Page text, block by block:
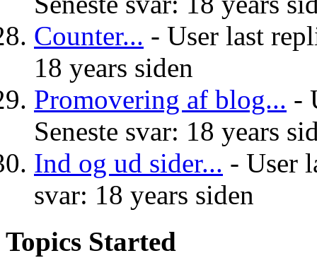
Counter... - User last
18 years siden
Promovering af blog... -
Seneste svar: 18 years
Ind og ud sider... - User
svar: 18 years siden
Topics Started